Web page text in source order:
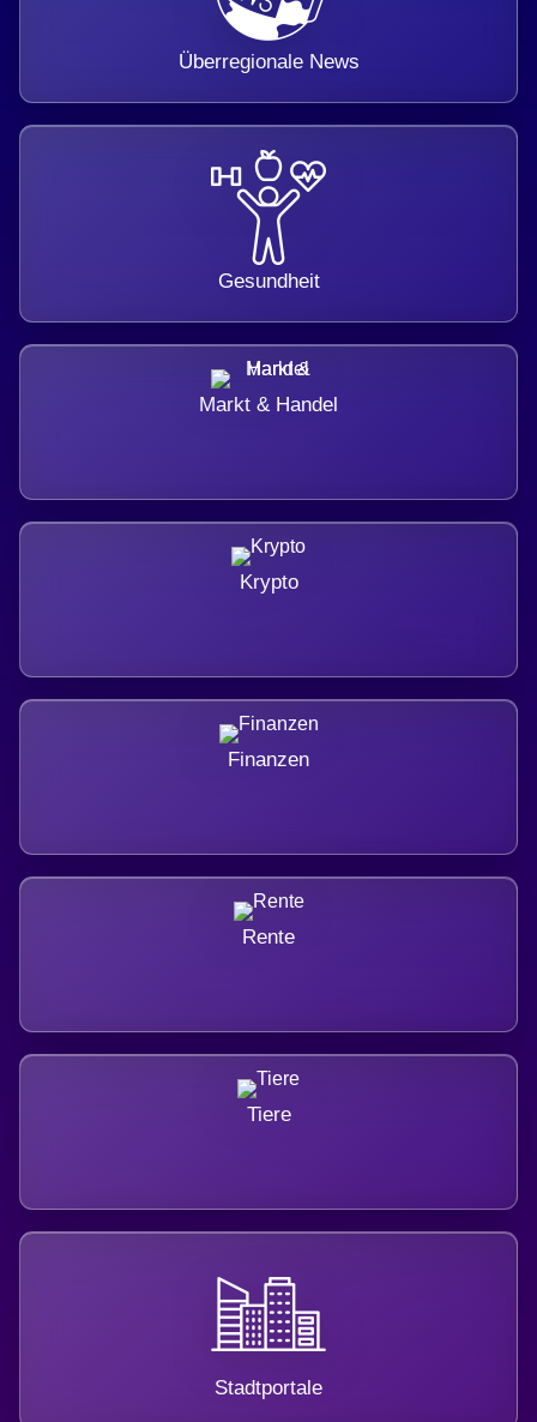
Überregionale News
Gesundheit
Markt & Handel
Krypto
Finanzen
Rente
Tiere
Stadtportale